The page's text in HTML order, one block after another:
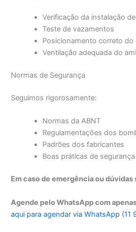
Verificação da instalação
Teste de vazamentos
Posicionamento correto do
Ventilação adequada do
Normas de Segurança
Seguimos rigorosamente:
Normas da ABNT
Regulamentações dos
Padrões dos fabricantes
Boas práticas de segurança
Em caso de emergência ou
Agende pelo WhatsApp com
aqui para agendar via WhatsApp (11